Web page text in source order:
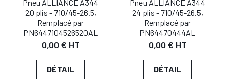
Pneu ALLIANCE A344
20 plis - 710/45-26.5,
Remplacé par
PN6447104526520AL
0,00 € HT
DÉTAIL
Pneu ALLIANCE A344
24 plis - 710/45-26.5,
Remplacé par
PN64470444AL
0,00 € HT
DÉTAIL